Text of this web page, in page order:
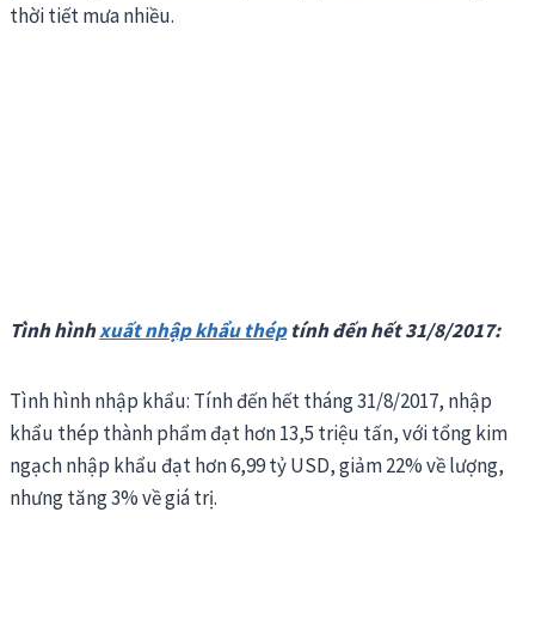
thời tiết mưa nhiều.
Tình hìnhxuất nhập khẩu théptính đến hết 31/8/2017:
Tình hình nhập khẩu: Tính đến hết tháng 31/8/2017, nhập
khẩu thép thành phẩm đạt hơn 13,5 triệu tấn, với tổng kim
ngạch nhập khẩu đạt hơn 6,99 tỷ USD, giảm 22% về lượng,
nhưng tăng 3% về giá trị.